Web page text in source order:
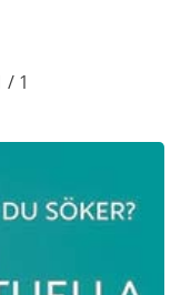
syrlig
tomat samt
/ 1